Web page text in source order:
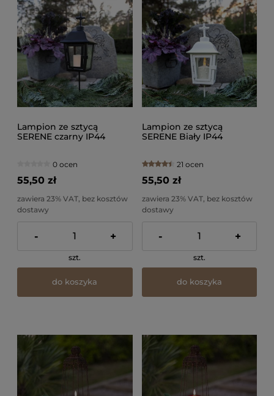
Lampion ze sztycą
SERENE czarny IP44
0 ocen
55,50 zł
zawiera 23% VAT, bez kosztów
dostawy
- +
szt.
do koszyka
Lampion ze sztycą
SERENE Biały IP44
21 ocen
55,50 zł
zawiera 23% VAT, bez kosztów
dostawy
- +
szt.
do koszyka